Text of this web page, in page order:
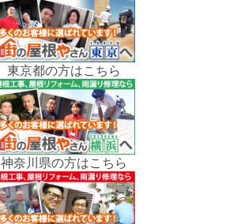
東京都の方はこちら
神奈川県の方はこちら